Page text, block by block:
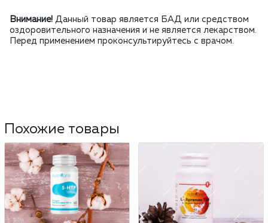
Внимание! Данный товар является БАД или средством
оздоровительного назначения и не является лекарством.
Перед применением проконсультируйтесь с врачом.
Похожие товары